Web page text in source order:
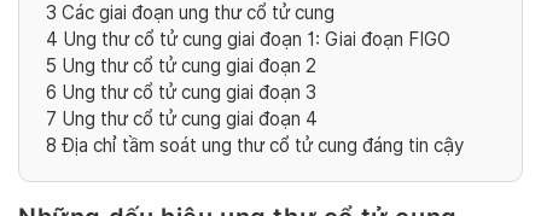
3 Các giai đoạn ung thư cổ tử cung
4 Ung thư cổ tử cung giai đoạn 1: Giai đoạn FIGO
5 Ung thư cổ tử cung giai đoạn 2
6 Ung thư cổ tử cung giai đoạn 3
7 Ung thư cổ tử cung giai đoạn 4
8 Địa chỉ tầm soát ung thư cổ tử cung đáng tin cậy